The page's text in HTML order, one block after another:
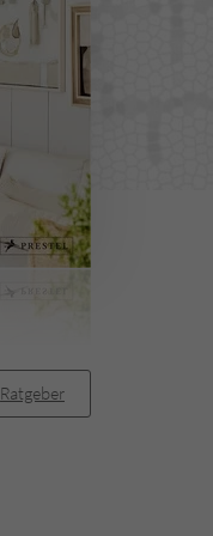
Ratgeber